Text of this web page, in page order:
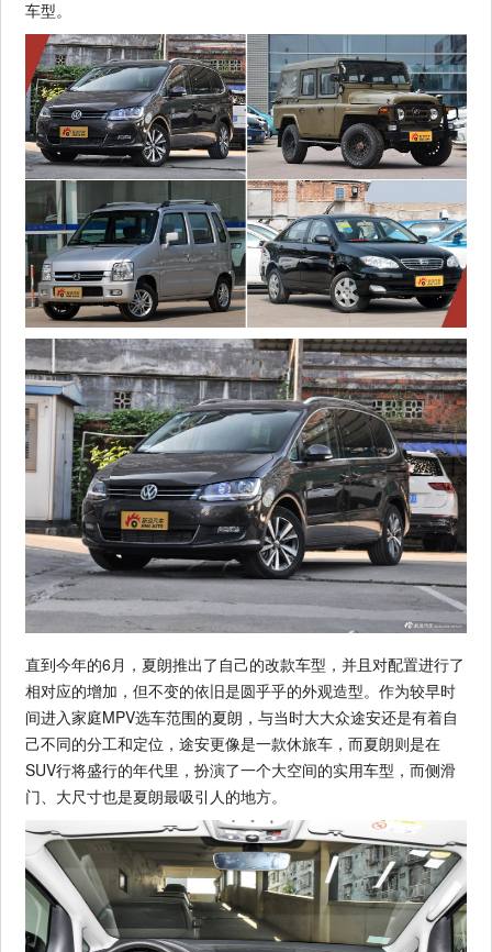
车型。
直到今年的6月，夏朗推出了自己的改款车型，并且对配置进行了
相对应的增加，但不变的依旧是圆乎乎的外观造型。作为较早时
间进入家庭MPV选车范围的夏朗，与当时大大众途安还是有着自
己不同的分工和定位，途安更像是一款休旅车，而夏朗则是在
SUV行将盛行的年代里，扮演了一个大空间的实用车型，而侧滑
门、大尺寸也是夏朗最吸引人的地方。